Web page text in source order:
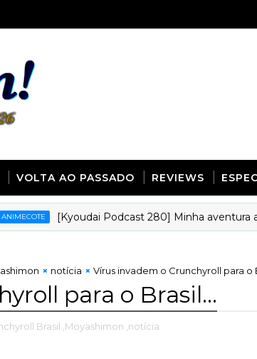
VOLTA AO PASSADO REVIEWS
[Kyoudai Podcast 280] Minha aventura
notícia Vírus invadem o Crunchyroll para o
para o Brasil...
Brasil ,Moyashimon ,notícia